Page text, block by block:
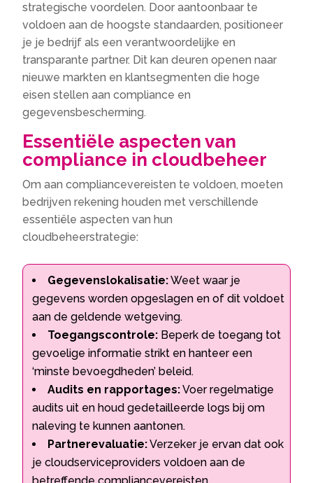
strategische voordelen. Door aantoonbaar te
voldoen aan de hoogste standaarden, positioneer
je je bedrijf als een verantwoordelijke en
transparante partner. Dit kan deuren openen naar
nieuwe markten en klantsegmenten die hoge
eisen stellen aan compliance en
gegevensbescherming.
Essentiële aspecten van
compliance in cloudbeheer
Om aan compliancevereisten te voldoen, moeten
bedrijven rekening houden met verschillende
essentiële aspecten van hun
cloudbeheerstrategie:
Gegevenslokalisatie:Weet waar je
gegevens worden opgeslagen en of dit voldoet
aan de geldende wetgeving.
Toegangscontrole: Beperk de toegang tot
gevoelige informatie strikt en hanteer een
‘minste bevoegdheden’ beleid.
Audits en rapportages:Voer regelmatige
audits uit en houd gedetailleerde logs bij om
naleving te kunnen aantonen.
Partnerevaluatie:Verzeker je ervan dat ook
je cloudserviceproviders voldoen aan de